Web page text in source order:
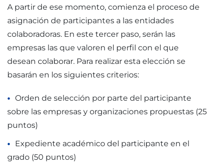
A partir de ese momento, comienza el proceso de
asignación de participantes a las entidades
colaboradoras. En este tercer paso, serán las
empresas las que valoren el perfil con el que
desean colaborar. Para realizar esta elección se
basarán en los siguientes criterios:
Orden de selección por parte del participante
sobre las empresas y organizaciones propuestas (25
puntos)
Expediente académico del participante en el
grado (50 puntos)